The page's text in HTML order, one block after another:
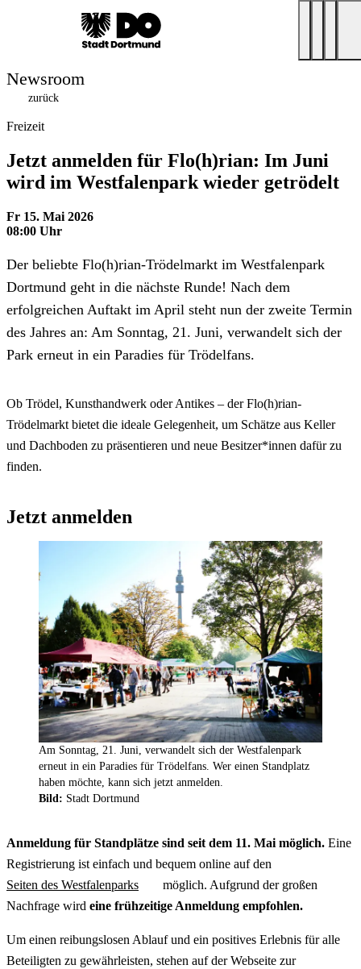
Newsroom
zurück
Freizeit
Jetzt anmelden für Flo(h)rian: Im Juni
wird im Westfalenpark wieder getrödelt
Fr 15. Mai 2026
08:00 Uhr
Der beliebte Flo(h)rian-Trödelmarkt im Westfalenpark
Dortmund geht in die nächste Runde! Nach dem
erfolgreichen Auftakt im April steht nun der zweite Termin
des Jahres an: Am Sonntag, 21. Juni, verwandelt sich der
Park erneut in ein Paradies für Trödelfans.
Ob Trödel, Kunsthandwerk oder Antikes – der Flo(h)rian-
Trödelmarkt bietet die ideale Gelegenheit, um Schätze aus Keller
und Dachboden zu präsentieren und neue Besitzer*innen dafür zu
finden.
Jetzt anmelden
Am Sonntag, 21. Juni, verwandelt sich der Westfalenpark
erneut in ein Paradies für Trödelfans. Wer einen Standplatz
haben möchte, kann sich jetzt anmelden.
Bild: Stadt Dortmund
Anmeldung für Standplätze sind seit dem 11. Mai möglich. Eine
Registrierung ist einfach und bequem online auf den
Seiten des Westfalenparks
möglich. Aufgrund der großen
Nachfrage wird eine frühzeitige Anmeldung empfohlen.
Um einen reibungslosen Ablauf und ein positives Erlebnis für alle
Beteiligten zu gewährleisten, stehen auf derWebseite zur